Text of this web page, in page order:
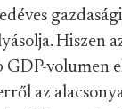
Hiszen
GDP-volumen
az